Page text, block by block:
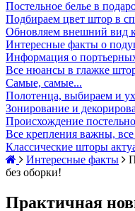
Постельное белье в
Подбираем цвет штор в
Обновляем внешний вид
Интересные факты о
Информация о
Все нюансы в глажке
Самые, самые...
Полотенца, выбираем и
Зонирование и
Происхождение
Все крепления важны,
Классические шторы
Интересные факты
без оборки!
Практичная